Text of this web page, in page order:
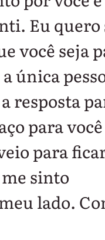
Eu quero
você seja
única
resposta
para
para
sinto
lado.